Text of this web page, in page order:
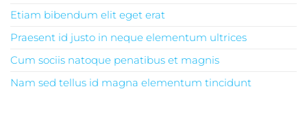
Etiam bibendum elit eget erat
Praesent id justo in neque elementum ultrices
Cum sociis natoque penatibus et magnis
Nam sed tellus id magna elementum tincidunt